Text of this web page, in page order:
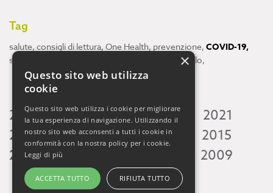
Tag
salute, consigli di lettura, One Health, prevenzione, COVID-19,
scienza cervello,
2026 2025 2024 2023 2022
2021
2020 2019 2018 2017 2016
2015
2014 2013 2009
×
Questo sito web utilizza
cookie
Questo sito web utilizza i cookie per migliorare
la tua esperienza di navigazione. Utilizzando il
nostro sito web acconsenti a tutti i cookie in
conformità con la nostra policy per i cookie.
Leggi di più
ACCETTA TUTTO RIFIUTA TUTTO